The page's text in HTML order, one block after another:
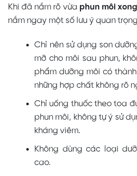
Khi đã nắm rõ vừa phun môi
nắm ngay một số lưu ý quan
Chỉ nên sử dụng son
mỡ cho môi sau phun,
phẩm dưỡng môi có
những hợp chất không rõ
Chỉ uống thuốc theo toa
phun môi, không tự ý sử
kháng viêm.
Không dùng các loại
cao.